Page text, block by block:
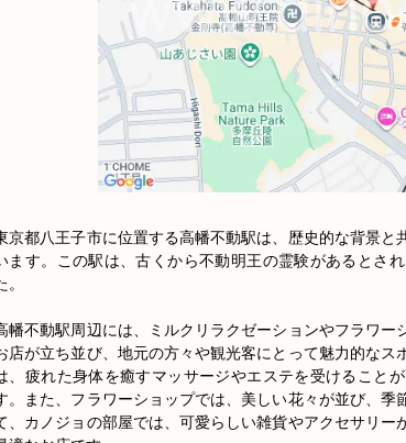
京都八王子市に位置する高幡不動駅は、歴史的な背景
ます。この駅は、古くから不動明王の霊験があるとさ
。
幡不動駅周辺には、ミルクリラクゼーションやフラワ
店が立ち並び、地元の方々や観光客にとって魅力的な
、疲れた身体を癒すマッサージやエステを受けること
。また、フラワーショップでは、美しい花々が並び、
、カノジョの部屋では、可愛らしい雑貨やアクセサリ